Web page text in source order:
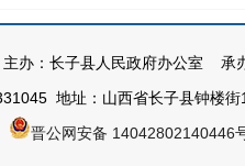
办：长子县人民政府办公室 承
地址：山西省长子县钟楼
晋公网安备 14042802140446